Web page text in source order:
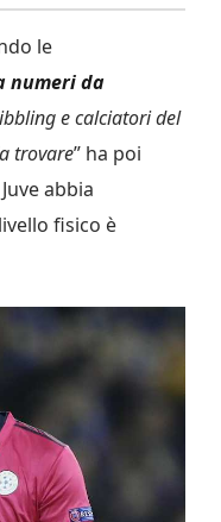
le
numeri da
e calciatori del
trovare” ha poi
abbia
fisico è